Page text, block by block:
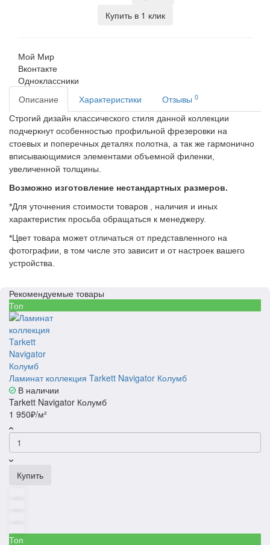
Купить в 1 клик
Мой Мир
Вконтакте
Одноклассники
Описание
Характеристики Отзывы 0
Строгий дизайн классического стиля данной коллекции
подчеркнут особенностью профильной фрезеровки на
стоевых и поперечных деталях полотна, а так же гармонично
вписывающимися элементами объемной филенки,
увеличенной толщины.
Возможно изготовление нестандартных размеров.
*Для уточнения стоимости товаров , наличия и иных
характеристик просьба обращаться к менеджеру.
*Цвет товара может отличаться от представленного на
фотографии, в том числе это зависит и от настроек вашего
устройства.
Рекомендуемые товары
Топ
Ламинат коллекция Tarkett Navigator Колумб
В наличии
Tarkett Navigator Колумб
1 950₽/м²
Купить
Топ